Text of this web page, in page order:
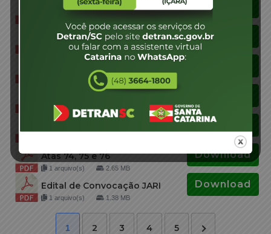
Edital de Convocação JARI Download
Atas 79, 80 e 81
1 arquivo(s) 2.90 MB
Download
Edital de Convocação JARI
1.38 MB
1 arquivo(s) 1.77 MB
Download
Atas 74, 75 e 76
1 arquivo(s) 2.65 MB
Download
Edital de Convocação JARI
1 arquivo(s) 1.38 MB
Download
1 2 3 4 5